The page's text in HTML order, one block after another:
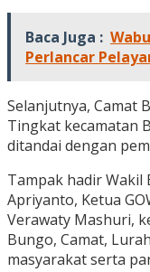
Baca Juga :
Perlancar
Selanjutnya, Camat
Tingkat kecamatan
ditandai dengan
Tampak hadir Wakil
Apriyanto, Ketua
Verawaty Mashuri,
Bungo, Camat,
masyarakat serta